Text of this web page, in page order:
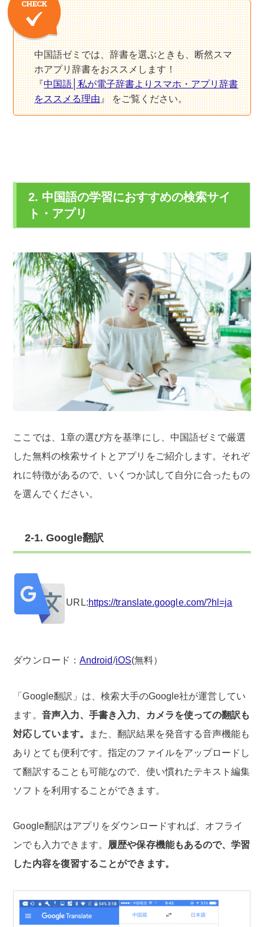
中国語ゼミでは、辞書を選ぶときも、断然スマ
ホアプリ辞書をおススメします！
『中国語│私が電子辞書よりスマホ・アプリ辞書
をススメる理由』 をご覧ください。
2. 中国語の学習におすすめの検索サイ
ト・アプリ
ここでは、1章の選び方を基準にし、中国語ゼミで厳選
した無料の検索サイトとアプリをご紹介します。それぞ
れに特徴があるので、いくつか試して自分に合ったもの
を選んでください。
2-1. Google翻訳
URL:https://translate.google.com/?hl=ja
ダウンロード： Android/iOS(無料）
「Google翻訳」は、検索大手のGoogle社が運営してい
ます。 音声入力、手書き入力、カメラを使っての翻訳も
対応しています。
また、翻訳結果を発音する音声機能も
ありとても便利です。指定のファイルをアップロードし
て翻訳することも可能なので、使い慣れたテキスト編集
ソフトを利用することができます。
Google翻訳はアプリをダウンロードすれば、オフライ
ンでも入力できます。 履歴や保存機能もあるので、学習
した内容を復習することができます。